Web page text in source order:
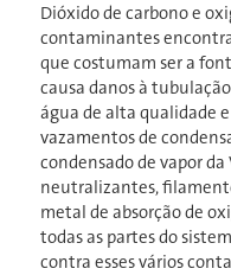
Dióxido de carbono e
contaminantes
que costumam ser a
causa danos à
água de alta qualidade
vazamentos de
condensado de vapor
neutralizantes,
metal de absorção de
todas as partes do
contra esses vários